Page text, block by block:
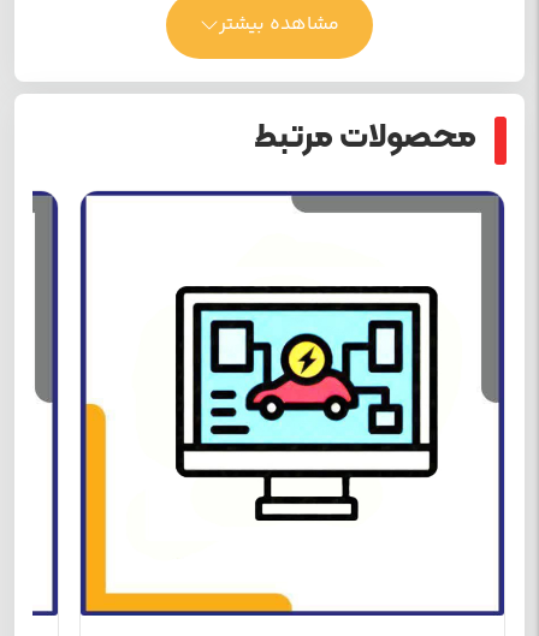
مشاهده بیشتر
محصولات مرتبط